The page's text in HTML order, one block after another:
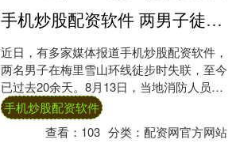
手机炒股配资软件 两男子徒步梅里雪山失联20余天，救援人员：新一批救援力量进山
近日，有多家媒体报道手机炒股配资软件，
两名男子在梅里雪山环线徒步时失联，至今
已过去20余天。8月13日，当地消防人员告
诉封面新闻记者，当天新一批救援力量共7
人已....
手机炒股配资软件
查看： 103 分类：配资网官方网站